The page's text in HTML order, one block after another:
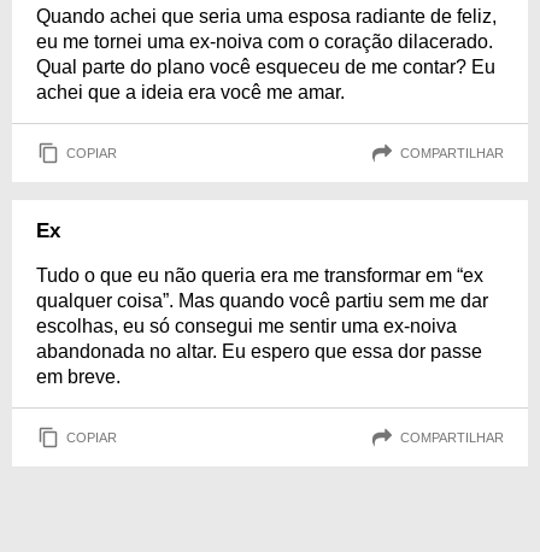
Quando achei que seria uma esposa radiante de feliz,
eu me tornei uma ex-noiva com o coração dilacerado.
Qual parte do plano você esqueceu de me contar? Eu
achei que a ideia era você me amar.
COPIAR COMPARTILHAR
Ex
Tudo o que eu não queria era me transformar em “ex
qualquer coisa”. Mas quando você partiu sem me dar
escolhas, eu só consegui me sentir uma ex-noiva
abandonada no altar. Eu espero que essa dor passe
em breve.
COPIAR COMPARTILHAR